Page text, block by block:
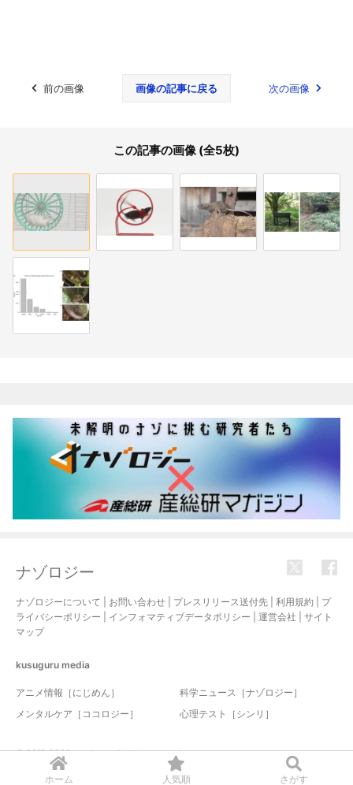
ホーム 人気順 さがす
前の画像 画像の記事に戻る 次の画像
この記事の画像 (全5枚)
ナゾロジー
ナゾロジーについて お問い合わせ プレスリリース送付先 利用規約
プ
ライバシーポリシー
インフォマティブデータポリシー 運営会社
サイト
マップ
kusuguru media
アニメ情報［にじめん］
科学ニュース［ナゾロジー］
メンタルケア［ココロジー］
心理テスト［シンリ］
© 2017-2026 nazology. all rights reserved.